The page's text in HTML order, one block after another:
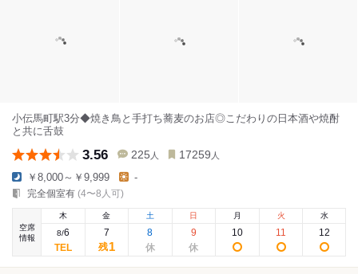
小伝馬町駅3分◆焼き鳥と手打ち蕎麦のお店◎こだわりの日本酒や焼酎
と共に舌鼓
3.56 225 人 17259 人
￥8,000～￥9,999 -
完全個室有 (4〜8人可)
空席
情報
木
8/6
金
7
残1
土
8
日
9
月
10
火
11
水
12